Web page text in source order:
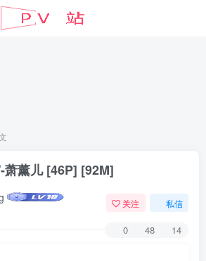
萧薰儿 [46P] [92M]
关注 私信
0 48 14